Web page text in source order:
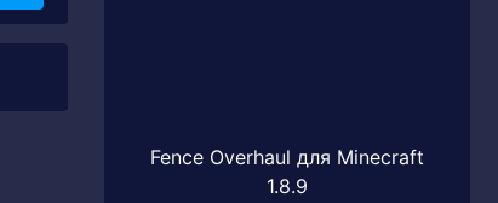
Fence Overhaul для Minecraft
1.8.9